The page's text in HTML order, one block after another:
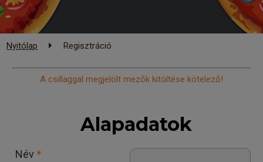
Nyitólap Regisztráció
A csillaggal megjelölt mezők kitöltése kötelező!
Alapadatok
Név *